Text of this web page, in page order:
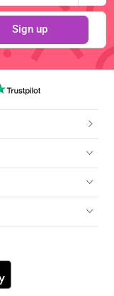
Sign up